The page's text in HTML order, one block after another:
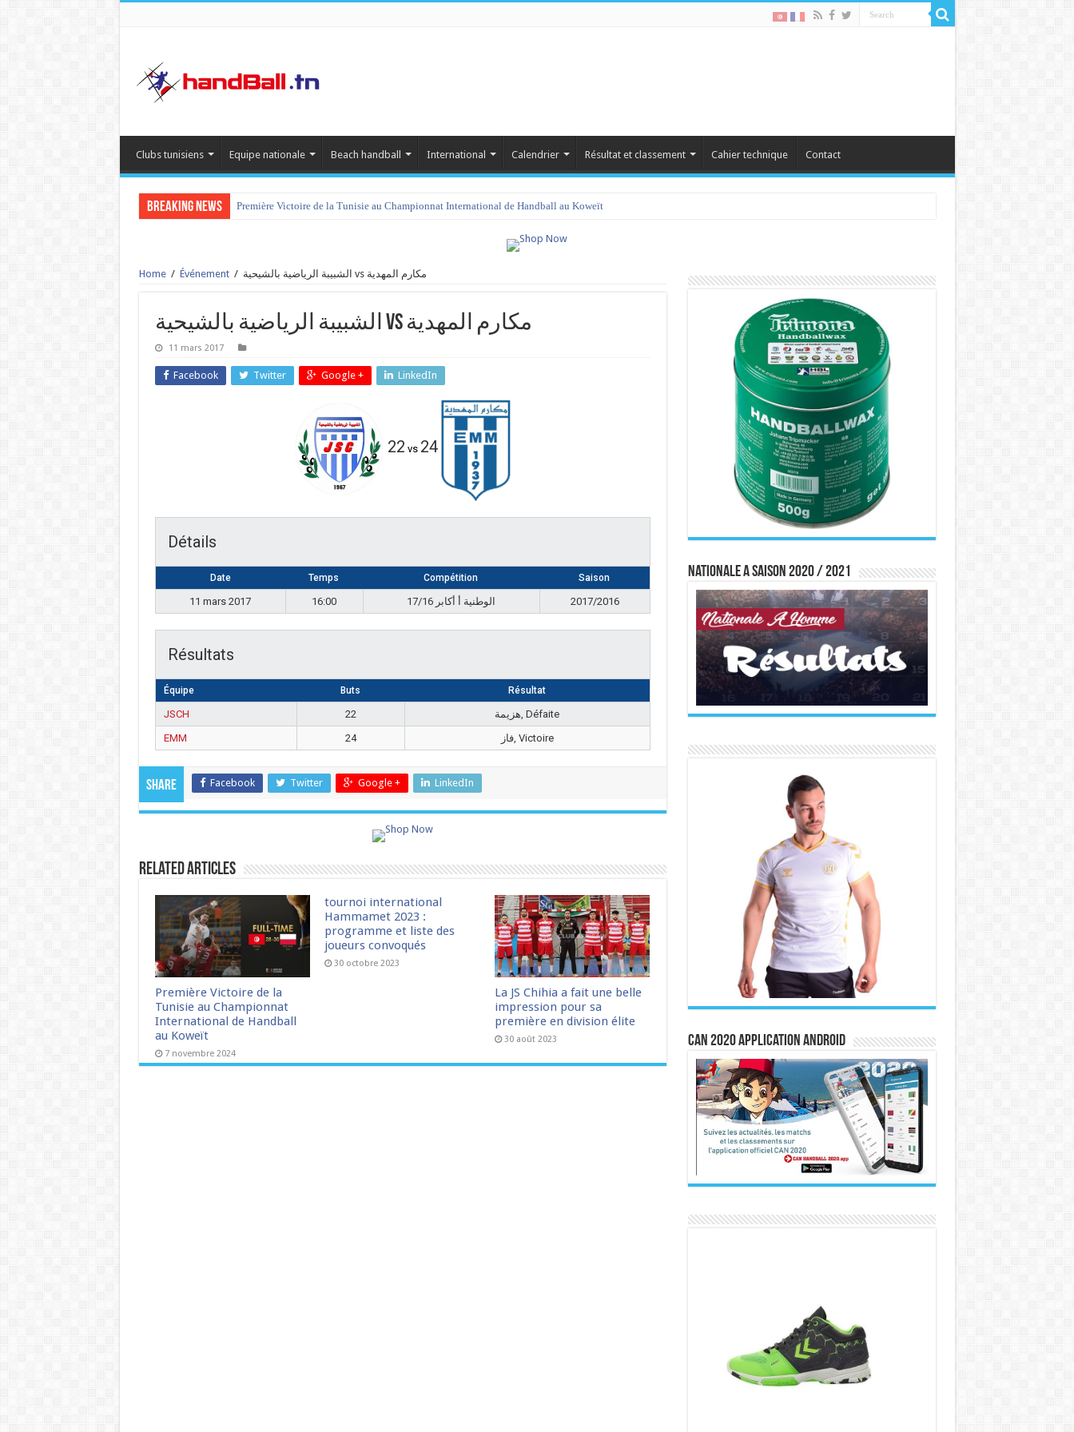
Clubs tunisiens Equipe nationale Beach handball International Calendrier Résultat et classement Cahier technique Contact
Breaking News Première Victoire de la Tunisie au Championnat International de Handball au Koweït
Home / Événement / الشبيبة الرياضية بالشيحية vs مكارم المهدية
الشبيبة الرياضية بالشيحية vs مكارم المهدية
11 mars 2017
Facebook Twitter Google + LinkedIn
22 vs 24
Détails
Date Temps Compétition Saison
11 mars 2017 16:00 17/16 الوطنية أ أكابر 2017/2016
Résultats
Équipe Buts Résultat
JSCH 22
هزيمة, Défaite
EMM
24 فاز, Victoire
Share Facebook Twitter Google + LinkedIn
Related Articles
Première Victoire de la
Tunisie au Championnat
International de Handball
au Koweït
7 novembre 2024
tournoi international
Hammamet 2023 :
programme et liste des
joueurs convoqués
30 octobre 2023
La JS Chihia a fait une belle
impression pour sa
première en division élite
30 août 2023
Nationale A saison 2020 / 2021
CAN 2020 Application Android